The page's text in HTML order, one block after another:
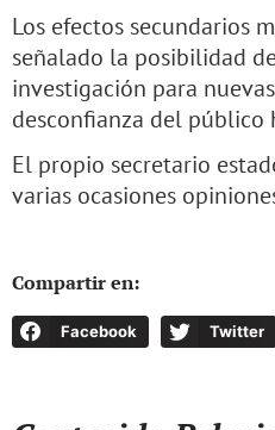
Los efectos secundarios
señalado la posibilidad
investigación para
desconfianza del público
El propio secretario
varias ocasiones
Compartir en:
Facebook Twitter